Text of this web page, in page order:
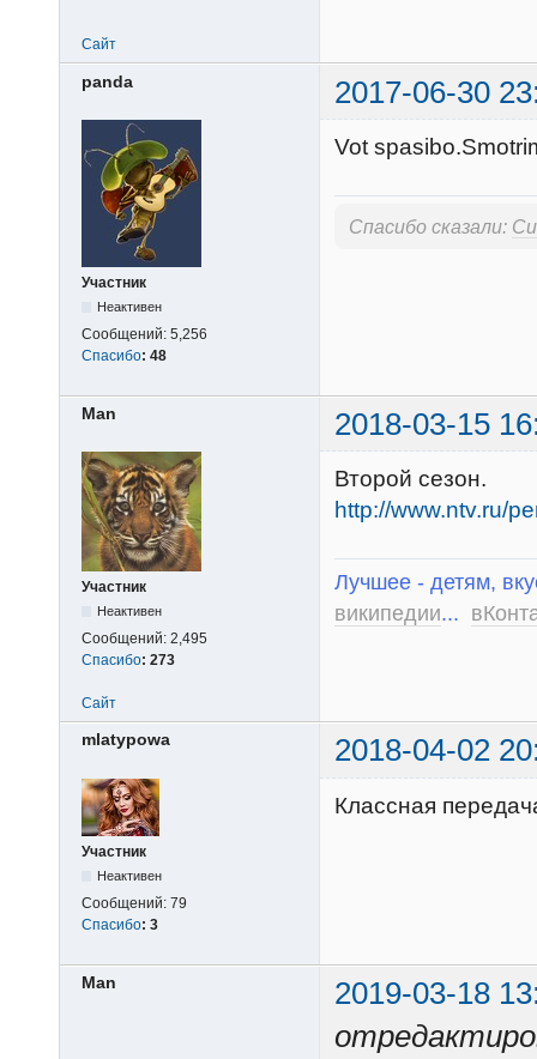
Сайт
panda 2017-06-30
Участник
Неактивен
Сообщений: 5,256
Спасибо: 48
Vot
Спасибо сказали:
Man 2018-03-15
Участник
Неактивен
Сообщений: 2,495
Спасибо: 273
Второй сезон.
http://www.ntv.ru/
Лучшее - детям,
википедии...
Сайт
mlatypowa 2018-04-02
Участник
Неактивен
Сообщений: 79
Спасибо: 3
Классная
Man
2019-03-18